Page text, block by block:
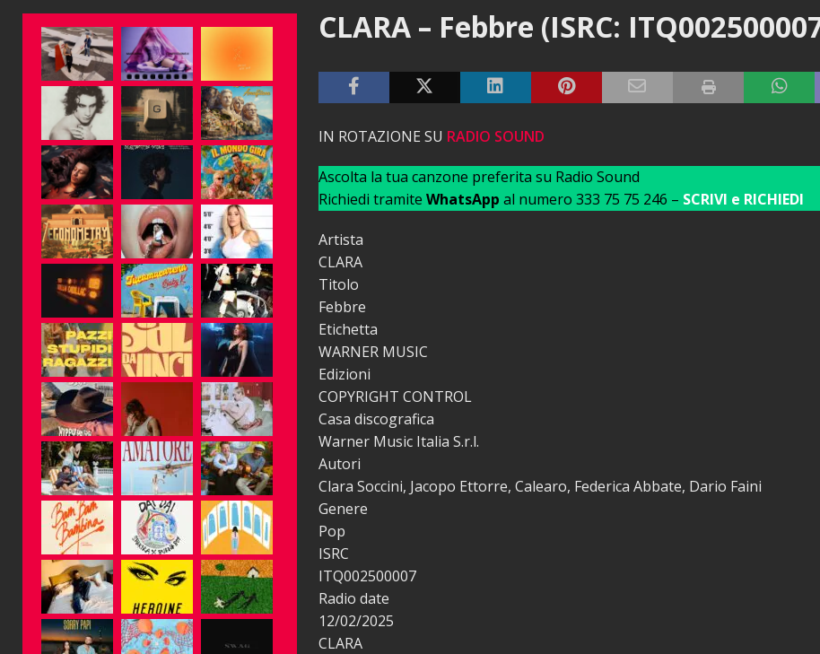
CLARA – Febbre (ISRC:
IN ROTAZIONE SU RADIO SOUND
Ascolta la tua canzone preferita su Radio Sound
Richiedi tramite WhatsApp al numero 333 75 75 246 – SCRIVI e RICHIEDI
Artista
CLARA
Titolo
Febbre
Etichetta
WARNER MUSIC
Edizioni
COPYRIGHT CONTROL
Casa discografica
Warner Music Italia S.r.l.
Autori
Clara Soccini, Jacopo Ettorre, Calearo, Federica Abbate, Dario Faini
Genere
Pop
ISRC
ITQ002500007
Radio date
12/02/2025
CLARA